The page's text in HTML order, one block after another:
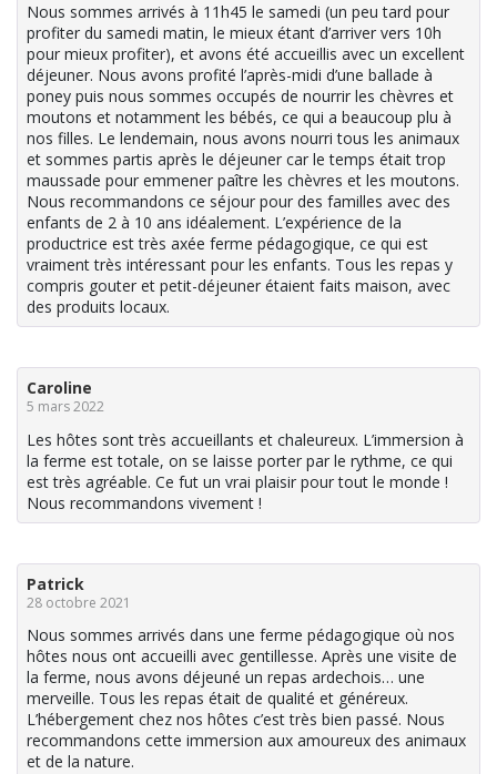
Nous sommes arrivés à 11h45 le samedi (un peu tard pour
profiter du samedi matin, le mieux étant d’arriver vers 10h
pour mieux profiter), et avons été accueillis avec un excellent
déjeuner. Nous avons profité l’après-midi d’une ballade à
poney puis nous sommes occupés de nourrir les chèvres et
moutons et notamment les bébés, ce qui a beaucoup plu à
nos filles. Le lendemain, nous avons nourri tous les animaux
et sommes partis après le déjeuner car le temps était trop
maussade pour emmener paître les chèvres et les moutons.
Nous recommandons ce séjour pour des familles avec des
enfants de 2 à 10 ans idéalement. L’expérience de la
productrice est très axée ferme pédagogique, ce qui est
vraiment très intéressant pour les enfants. Tous les repas y
compris gouter et petit-déjeuner étaient faits maison, avec
des produits locaux.
Caroline
5 mars 2022
Les hôtes sont très accueillants et chaleureux. L’immersion à
la ferme est totale, on se laisse porter par le rythme, ce qui
est très agréable. Ce fut un vrai plaisir pour tout le monde !
Nous recommandons vivement !
Patrick
28 octobre 2021
Nous sommes arrivés dans une ferme pédagogique où nos
hôtes nous ont accueilli avec gentillesse. Après une visite de
la ferme, nous avons déjeuné un repas ardechois… une
merveille. Tous les repas était de qualité et généreux.
L’hébergement chez nos hôtes c’est très bien passé. Nous
recommandons cette immersion aux amoureux des animaux
et de la nature.